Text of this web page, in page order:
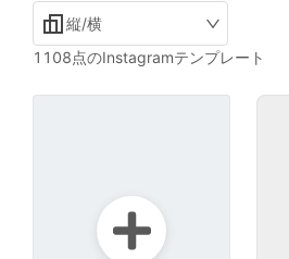
縦/横
1108点のInstagramテンプレート